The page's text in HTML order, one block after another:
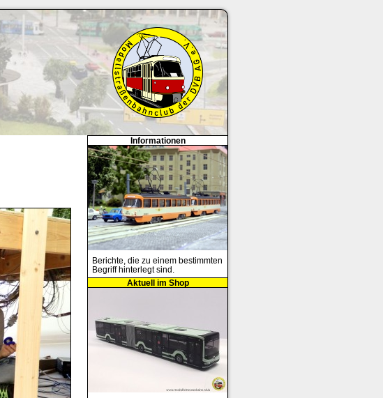
Informationen
Berichte, die zu einem bestimmten
Begriff hinterlegt sind.
Aktuell im Shop